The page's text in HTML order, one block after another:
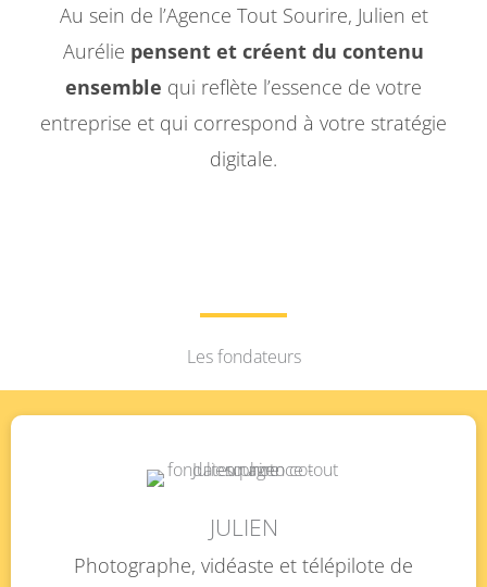
Au sein de l’Agence Tout Sourire, Julien et
Aurélie pensent et créent du contenu
ensemble qui reflète l’essence de votre
entreprise et qui correspond à votre stratégie
digitale.
Les fondateurs
JULIEN
Photographe, vidéaste et télépilote de